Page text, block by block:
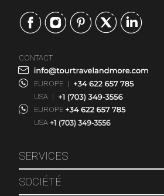
SERVICES
SOCIÉTÉ
CONTACT
EUROPE |
USA |
EUROPE
USA